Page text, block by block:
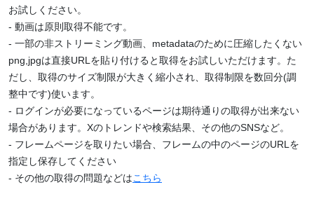
お試しください。
- 動画は原則取得不能です。
- 一部の非ストリーミング動画、metadataのために圧縮したくない
png,jpgは直接URLを貼り付けると取得をお試しいただけます。た
だし、取得のサイズ制限が大きく縮小され、取得制限を数回分(調
整中です)使います。
- ログインが必要になっているページは期待通りの取得が出来ない
場合があります。Xのトレンドや検索結果、その他のSNSなど。
- フレームページを取りたい場合、フレームの中のページのURLを
指定し保存してください
- その他の取得の問題などはこちら